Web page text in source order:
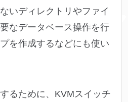
いディレクトリやファイ
なデータベース操作を行
を作成するなどにも使い
るために、KVMスイッチ